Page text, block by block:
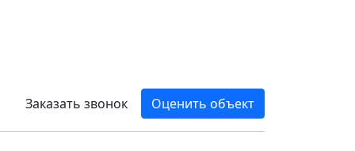
Заказать звонок
Оценить объект